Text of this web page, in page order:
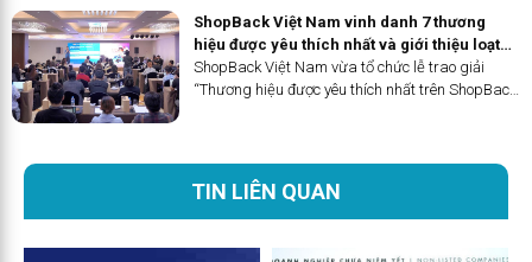
hành.
ShopBack Việt Nam vinh danh 7 thương
hiệu được yêu thích nhất và giới thiệu loạt
giải pháp mới
ShopBack Việt Nam vừa tổ chức lễ trao giải
“Thương hiệu được yêu thích nhất trên ShopBack
TIN LIÊN QUAN